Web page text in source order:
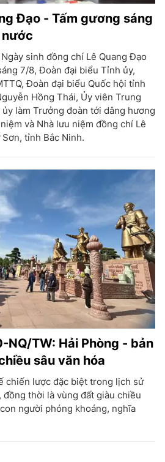
Đạo - Tấm gương sáng
nước
sinh đồng chí Lê Quang Đạo
7/8, Đoàn đại biểu Tỉnh ủy,
Đoàn đại biểu Quốc hội tỉnh
Hồng Thái, Ủy viên Trung
làm Trưởng đoàn tới dâng hương
và Nhà lưu niệm đồng chí Lê
tỉnh Bắc Ninh.
NQ/TW: Hải Phòng - bản
sâu văn hóa
chiến lược đặc biệt trong lịch sử
thời là vùng đất giàu chiều
người phóng khoáng, nghĩa